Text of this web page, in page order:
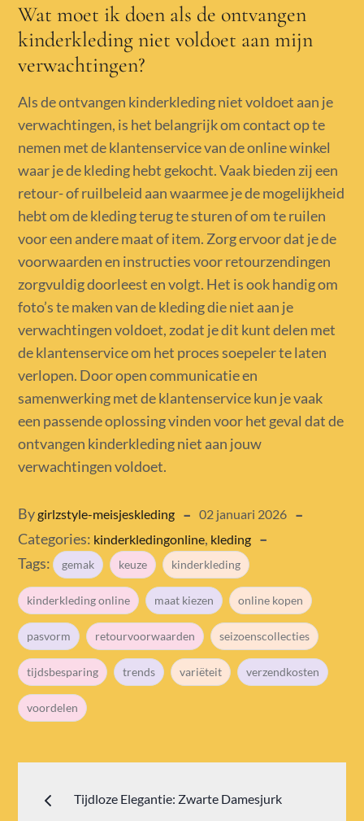
Wat moet ik doen als de ontvangen
kinderkleding niet voldoet aan mijn
verwachtingen?
Als de ontvangen kinderkleding niet voldoet aan je
verwachtingen, is het belangrijk om contact op te
nemen met de klantenservice van de online winkel
waar je de kleding hebt gekocht. Vaak bieden zij een
retour- of ruilbeleid aan waarmee je de mogelijkheid
hebt om de kleding terug te sturen of om te ruilen
voor een andere maat of item. Zorg ervoor dat je de
voorwaarden en instructies voor retourzendingen
zorgvuldig doorleest en volgt. Het is ook handig om
foto’s te maken van de kleding die niet aan je
verwachtingen voldoet, zodat je dit kunt delen met
de klantenservice om het proces soepeler te laten
verlopen. Door open communicatie en
samenwerking met de klantenservice kun je vaak
een passende oplossing vinden voor het geval dat de
ontvangen kinderkleding niet aan jouw
verwachtingen voldoet.
Bygirlzstyle-meisjeskleding
Posted
on
02 januari 2026
Categories: kinderkledingonline, kleding
Tags: gemak keuze kinderkleding
kinderkleding online maat kiezen online kopen
pasvorm retourvoorwaarden seizoenscollecties
tijdsbesparing trends variëteit verzendkosten
voordelen
Tijdloze Elegantie: Zwarte Damesjurk